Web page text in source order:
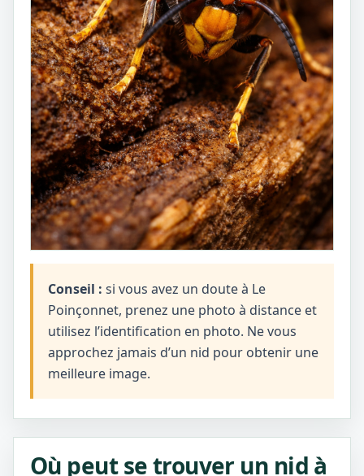
Conseil : si vous avez un doute à Le
Poinçonnet, prenez une photo à distance et
utilisez l’identification en photo. Ne vous
approchez jamais d’un nid pour obtenir une
meilleure image.
Où peut se trouver un nid à